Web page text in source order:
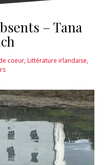
– Tana
coeur,Littérature irlandaise,